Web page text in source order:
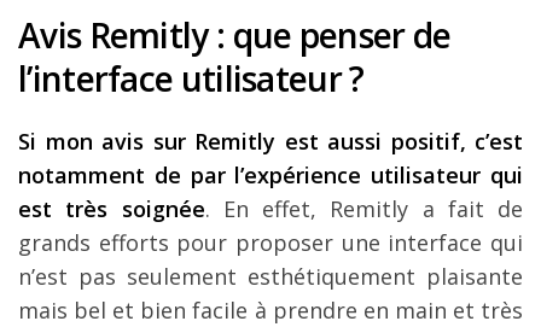
Avis Remitly : que penser de
l’interface utilisateur ?
Si mon avis sur Remitly est aussi positif, c’est
notamment de par l’expérience utilisateur qui
est très soignée. En effet, Remitly a fait de
grands efforts pour proposer une interface qui
n’est pas seulement esthétiquement plaisante
mais bel et bien facile à prendre en main et très